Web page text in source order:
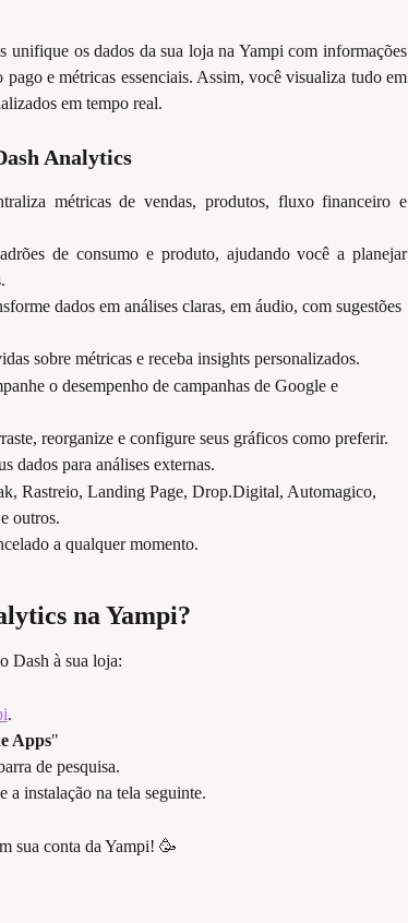
os dados da sua loja na Yampi com informações
e métricas essenciais. Assim, você visualiza tudo em
em tempo real.
Analytics
métricas de vendas, produtos, fluxo financeiro e
de consumo e produto, ajudando você a planejar
dados em análises claras, em áudio, com sugestões
sobre métricas e receba insights personalizados.
o desempenho de campanhas de Google e
reorganize e configure seus gráficos como preferir.
dados para análises externas.
Rastreio, Landing Page, Drop.Digital, Automagico,
outros.
a qualquer momento.
na Yampi?
Dash à sua loja:
.
Apps"
de pesquisa.
a instalação na tela seguinte.
sua conta da Yampi! 🥳